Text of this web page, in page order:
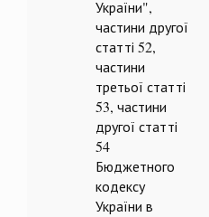
України",
частини другої
статті 52,
частини
третьої статті
53, частини
другої статті
54
Бюджетного
кодексу
України в